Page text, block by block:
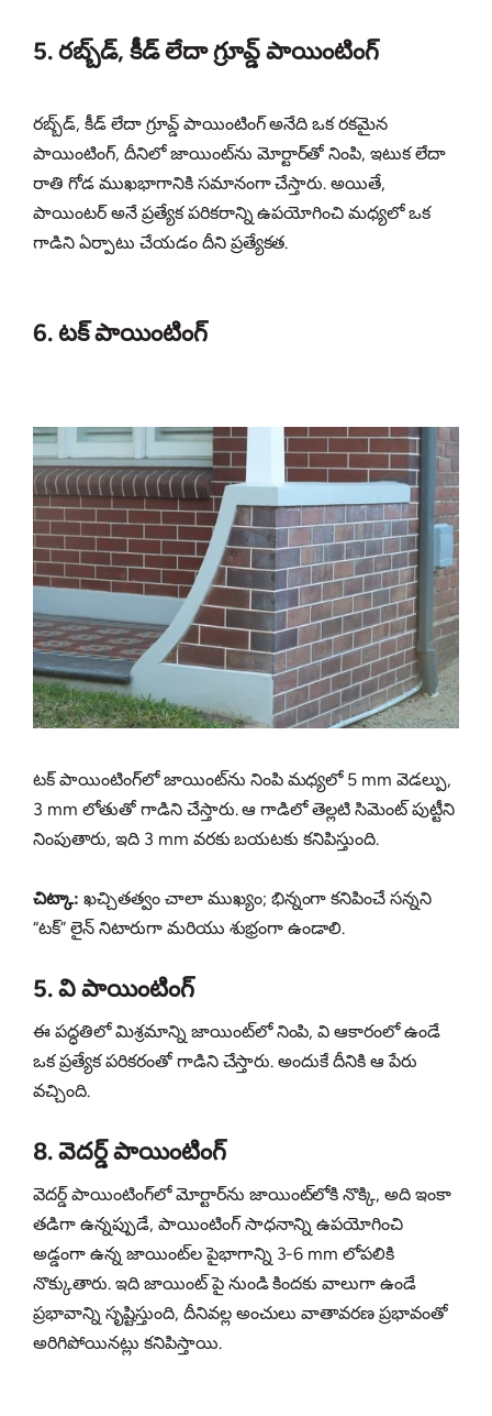
5. రబ్బ్‌డ్, కీడ్ లేదా గ్రూవ్డ్ పాయింటింగ్
రబ్బ్‌డ్, కీడ్ లేదా గ్రూవ్డ్ పాయింటింగ్ అనేది ఒక రకమైన
పాయింటింగ్, దీనిలో జాయింట్‌ను మోర్టార్‌తో నింపి, ఇటుక లేదా
రాతి గోడ ముఖభాగానికి సమానంగా చేస్తారు. అయితే,
పాయింటర్ అనే ప్రత్యేక పరికరాన్ని ఉపయోగించి మధ్యలో ఒక
గాడిని ఏర్పాటు చేయడం దీని ప్రత్యేకత.
6. టక్ పాయింటింగ్
టక్ పాయింటింగ్‌లో జాయింట్‌ను నింపి మధ్యలో 5 mm వెడల్పు,
3 mm లోతుతో గాడిని చేస్తారు. ఆ గాడిలో తెల్లటి సిమెంట్ పుట్టీని
నింపుతారు, ఇది 3 mm వరకు బయటకు కనిపిస్తుంది.
చిట్కా: ఖచ్చితత్వం చాలా ముఖ్యం; భిన్నంగా కనిపించే సన్నని
“టక్” లైన్ నిటారుగా మరియు శుభ్రంగా ఉండాలి.
5. వి పాయింటింగ్
ఈ పద్ధతిలో మిశ్రమాన్ని జాయింట్‌లో నింపి, వి ఆకారంలో ఉండే
ఒక ప్రత్యేక పరికరంతో గాడిని చేస్తారు. అందుకే దీనికి ఆ పేరు
వచ్చింది.
8. వెదర్డ్ పాయింటింగ్
వెదర్డ్ పాయింటింగ్‌లో మోర్టార్‌ను జాయింట్‌లోకి నొక్కి, అది ఇంకా
తడిగా ఉన్నప్పుడే, పాయింటింగ్ సాధనాన్ని ఉపయోగించి
అడ్డంగా ఉన్న జాయింట్‌ల పైభాగాన్ని 3-6 mm లోపలికి
నొక్కుతారు. ఇది జాయింట్ పై నుండి కిందకు వాలుగా ఉండే
ప్రభావాన్ని సృష్టిస్తుంది, దీనివల్ల అంచులు వాతావరణ ప్రభావంతో
అరిగిపోయినట్లు కనిపిస్తాయి.